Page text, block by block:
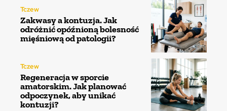
Tczew
Zakwasy a kontuzja. Jak
odróżnić opóźnioną bolesność
mięśniową od patologii?
Tczew
Regeneracja w sporcie
amatorskim. Jak planować
odpoczynek, aby unikać
kontuzji?